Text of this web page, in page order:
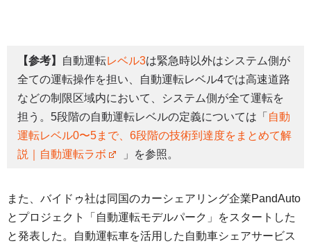
【参考】 自動運転レベル3は緊急時以外はシステム側が
全ての運転操作を担い、自動運転レベル4では高速道路
などの制限区域内において、システム側が全て運転を
担う。5段階の自動運転レベルの定義については「 自動
運転レベル0〜5まで、6段階の技術到達度をまとめて解
説｜自動運転ラボ
」を参照。
また、バイドゥ社は同国のカーシェアリング企業PandAuto
とプロジェクト「自動運転モデルパーク」をスタートした
と発表した。自動運転車を活用した自動車シェアサービス